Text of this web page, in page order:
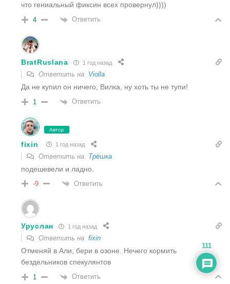
что гениальный фиксин всех провернул))))
4 Ответить
BratRuslana 1 год назад
Ответить на Violla
Да не купил он ничего, Вилка, ну хоть ты не тупи!
1 Ответить
Автор
fixin 1 год назад
Ответить на Трёшка
подешевели и ладно.
-9 Ответить
Уруслан 1 год назад
Ответить на fixin
Отменяй в Али, бери в озоне. Нечего кормить
бездельников спекулянтов
1 Ответить
111